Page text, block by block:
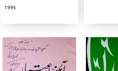
1995